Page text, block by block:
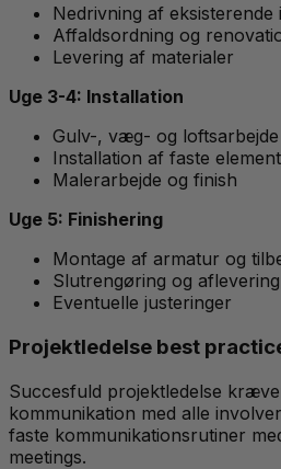
Nedrivning af eksisterende
Affaldsordning og
Levering af materialer
Uge 3-4: Installation
Gulv-, væg- og loftsarbejde
Installation af faste
Malerarbejde og finish
Uge 5: Finishering
Montage af armatur og
Slutrengøring og aflevering
Eventuelle justeringer
Projektledelse best
Succesfuld projektledelse
kommunikation med alle
faste kommunikationsrutiner
meetings.